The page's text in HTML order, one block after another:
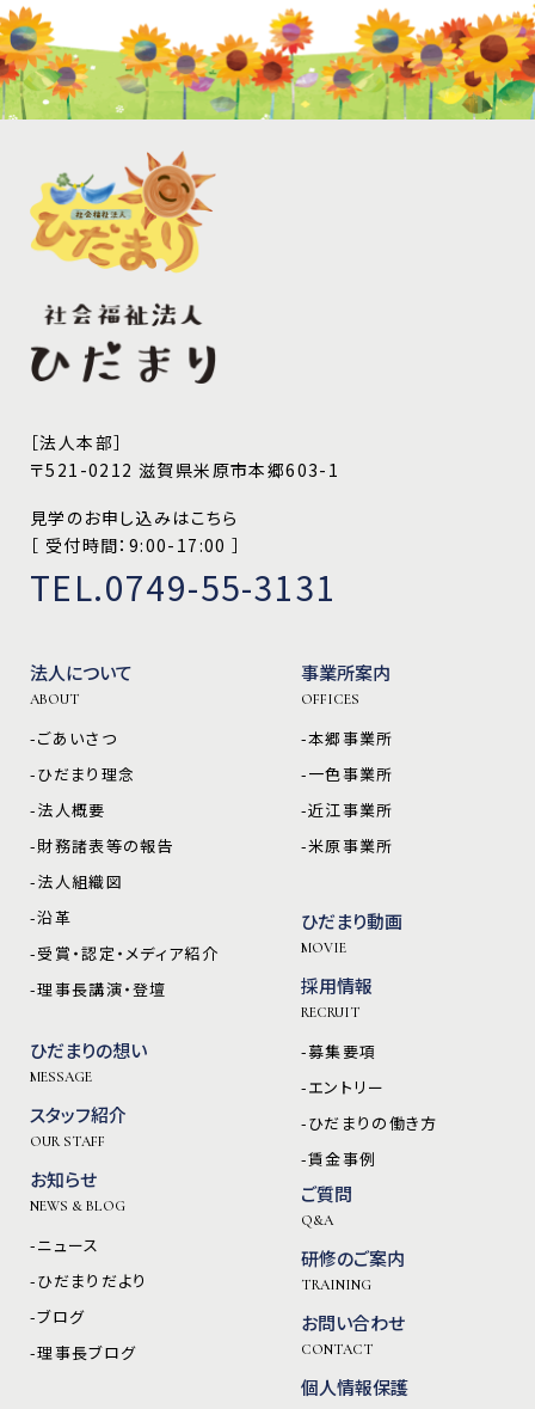
［法人本部］
〒521-0212 滋賀県米原市本郷603-1
見学のお申し込みはこちら
［ 受付時間：9:00-17:00 ］
TEL.0749-55-3131
法人について
ABOUT
-ごあいさつ
-ひだまり理念
-法人概要
-財務諸表等の報告
-法人組織図
-沿革
-受賞・認定・メディア紹介
-理事長講演・登壇
ひだまりの想い
MESSAGE
スタッフ紹介
OUR STAFF
お知らせ
NEWS & BLOG
-ニュース
-ひだまりだより
-ブログ
-理事長ブログ
事業所案内
OFFICES
-本郷事業所
-一色事業所
-近江事業所
-米原事業所
ひだまり動画
MOVIE
採用情報
RECRUIT
-募集要項
-エントリー
-ひだまりの働き方
-賃金事例
ご質問
Q&A
研修のご案内
TRAINING
お問い合わせ
CONTACT
個人情報保護